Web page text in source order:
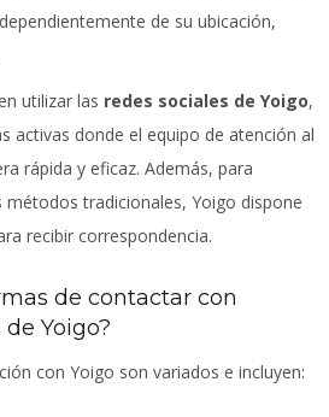
de su ubicación,
utilizar las redes sociales de Yoigo,
activas donde el equipo de atención al
rápida y eficaz. Además, para
métodos tradicionales, Yoigo dispone
recibir correspondencia.
de contactar con
Yoigo?
con Yoigo son variados e incluyen: